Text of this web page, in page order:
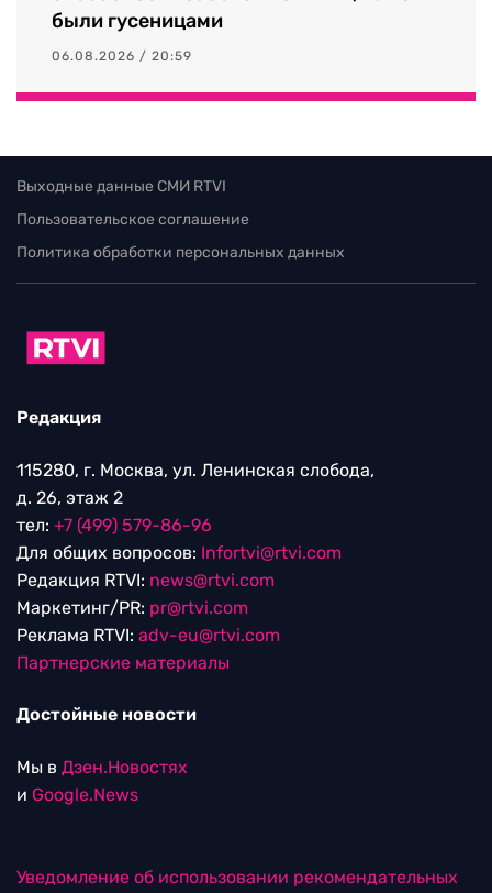
были гусеницами
06.08.2026 / 20:59
Выходные данные СМИ RTVI
Пользовательское соглашение
Политика обработки персональных данных
Редакция
115280, г. Москва, ул. Ленинская слобода,
д. 26, этаж 2
тел: +7 (499) 579-86-96
Для общих вопросов: Infortvi@rtvi.com
Редакция RTVI: news@rtvi.com
Маркетинг/PR: pr@rtvi.com
Реклама RTVI: adv-eu@rtvi.com
Партнерские материалы
Достойные новости
Мы в Дзен.Новостях
и Google.News
Уведомление об использовании рекомендательных